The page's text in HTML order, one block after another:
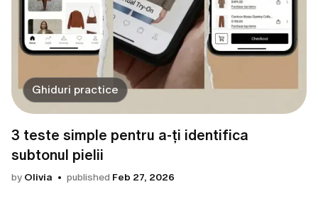
Ghiduri practice
3 teste simple pentru a-ți identifica
subtonul pielii
by Olivia published Feb 27, 2026